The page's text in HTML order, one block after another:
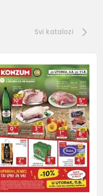
Svi katalozi